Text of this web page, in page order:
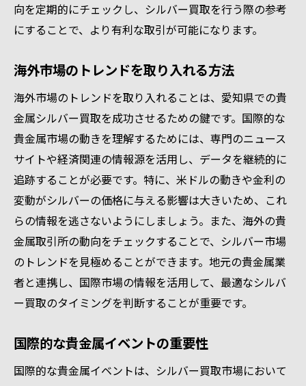
向を定期的にチェックし、シルバー買取を行う際の参考
にすることで、より有利な取引が可能になります。
海外市場のトレンドを取り入れる方法
海外市場のトレンドを取り入れることは、愛知県での貴
金属シルバー買取を成功させるための鍵です。国際的な
貴金属市場の動きを理解するためには、専門のニュース
サイトや経済関連の情報源を活用し、データを継続的に
追跡することが必要です。特に、米ドルの動きや金利の
変動がシルバーの価格に与える影響は大きいため、これ
らの情報を逃さないようにしましょう。また、海外の貴
金属取引所の動向をチェックすることで、シルバー市場
のトレンドを見極めることができます。地元の貴金属業
者と連携し、国際市場の情報を活用して、最適なシルバ
ー買取のタイミングを判断することが重要です。
国際的な貴金属イベントの重要性
国際的な貴金属イベントは、シルバー買取市場において